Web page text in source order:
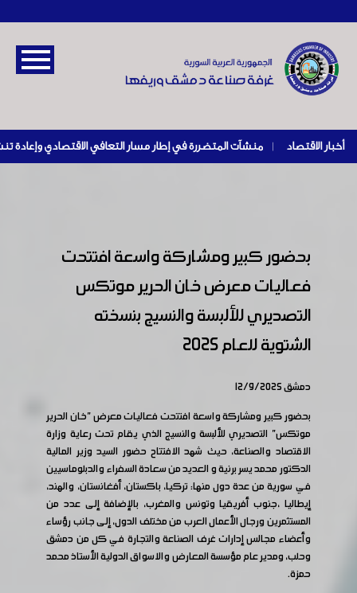
أخبار الاقتصاد |
بحضور كبير ومشاركة واسعة افتتحت
فعاليات معرض خان الحرير موتكس
التصديري للألبسة والنسيج بنسخته
الشتوية للعام 2025
دمشق 12/9/2025
بحضور كبير ومشاركة واسعة افتتحت فعاليات معرض "خان الحرير
موتكس" التصديري للألبسة والنسيج الذي يقام تحت رعاية وزارة
الاقتصاد والصناعة، حيث شهد الافتتاح حضور السيد وزير المالية
الدكتور محمد يسر برنية و العديد من سعادة السفراء والدبلوماسيين
في سورية من عدة دول منها: تركيا، باكستان، أفغانستان، والهند،
إيطاليا ،جنوب أفريقيا وتونس والمغرب، بالإضافة إلى عدد من
المستثمرين ورجال الأعمال العرب من مختلف الدول، إلى جانب رؤساء
وأعضاء مجالس إدارات غرف الصناعة والتجارة في كل من دمشق
وحلب، ومدير عام مؤسسة المعارض والاسواق الدولية الأستاذ محمد
حمزة.